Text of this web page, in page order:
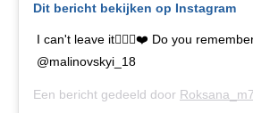
Dit bericht bekijken op Instagram
I can't leave it🤦🏻‍♀️❤️ Do you
@malinovskyi_18
Een bericht gedeeld door Roksana_m7